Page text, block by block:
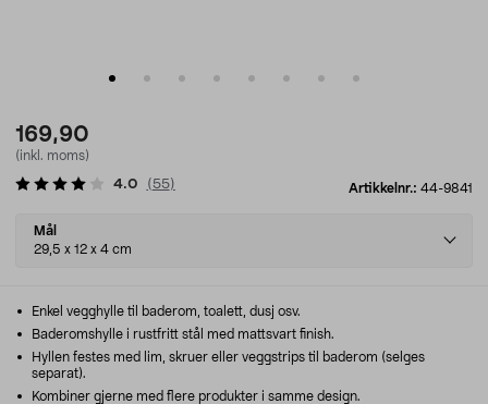
169,90
(inkl. moms)
Artikkelnr.: 44-9841
4.0 ( 55)
Select
variant
Mål
29,5 x 12 x 4 cm
Enkel vegghylle til baderom, toalett, dusj osv.
Baderomshylle i rustfritt stål med mattsvart finish.
Hyllen festes med lim, skruer eller veggstrips til baderom (selges
separat).
Kombiner gjerne med flere produkter i samme design.